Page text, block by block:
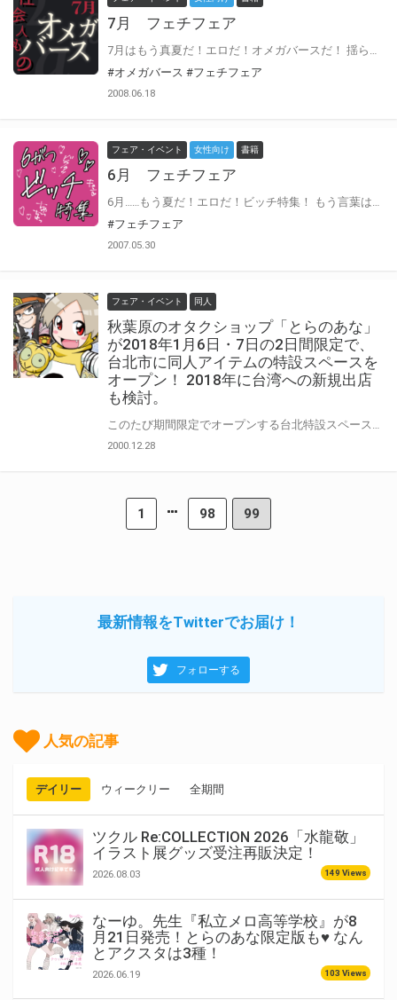
7月 フェチフェア
#オメガバース #フェチフェア
2008.06.18
フェア・イベント 女性向け 書籍
6月 フェチフェア
#フェチフェア
2007.05.30
フェア・イベント 同人
秋葉原のオタクショップ「とらのあな」
が2018年1月6日・7日の2日間限定で、
台北市に同人アイテムの特設スペースを
オープン！ 2018年に台湾への新規出店
も検討。
2000.12.28
1 98 99
最新情報をTwitterでお届け！
フォローする
人気の記事
デイリー ウィークリー 全期間
ツクル Re:COLLECTION 2026「水龍敬」
イラスト展グッズ受注再販決定！
2026.08.03 149 Views
なーゆ。先生『私立メロ高等学校』が8
月21日発売！とらのあな限定版も♥ なん
とアクスタは3種！
2026.06.19 103 Views